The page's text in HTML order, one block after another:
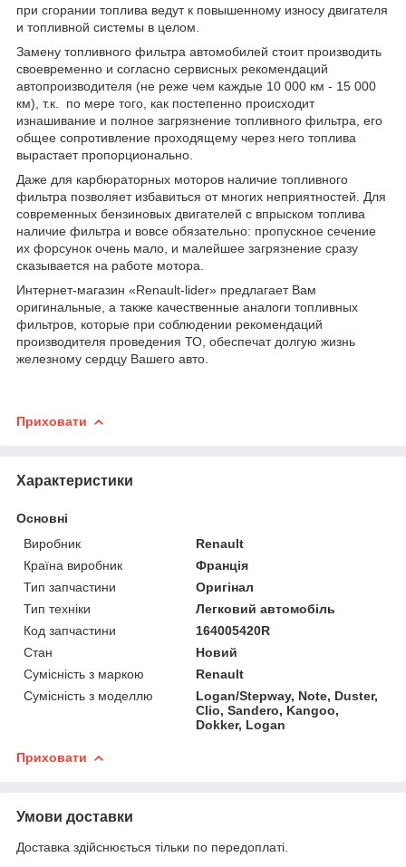
при сгорании топлива ведут к повышенному износу двигателя
и топливной системы в целом.
Замену топливного фильтра автомобилей стоит производить
своевременно и согласно сервисных рекомендаций
автопроизводителя (не реже чем каждые 10 000 км - 15 000
км), т.к. по мере того, как постепенно происходит
изнашивание и полное загрязнение топливного фильтра, его
общее сопротивление проходящему через него топлива
вырастает пропорционально.
Даже для карбюраторных моторов наличие топливного
фильтра позволяет избавиться от многих неприятностей. Для
современных бензиновых двигателей с впрыском топлива
наличие фильтра и вовсе обязательно: пропускное сечение
их форсунок очень мало, и малейшее загрязнение сразу
сказывается на работе мотора.
Интернет-магазин «Renault-lider» предлагает Вам
оригинальные, а также качественные аналоги топливных
фильтров, которые при соблюдении рекомендаций
производителя проведения ТО, обеспечат долгую жизнь
железному сердцу Вашего авто.
Приховати
Характеристики
Основні
Виробник
Renault
Країна виробник
Франція
Тип запчастини
Оригінал
Тип техніки
Легковий автомобіль
Код запчастини
164005420R
Стан
Новий
Сумісність з маркою
Renault
Сумісність з моделлю
Logan/Stepway, Note, Duster,
Clio, Sandero, Kangoo,
Dokker, Logan
Приховати
Умови доставки
Доставка здійснюється тільки по передоплаті.